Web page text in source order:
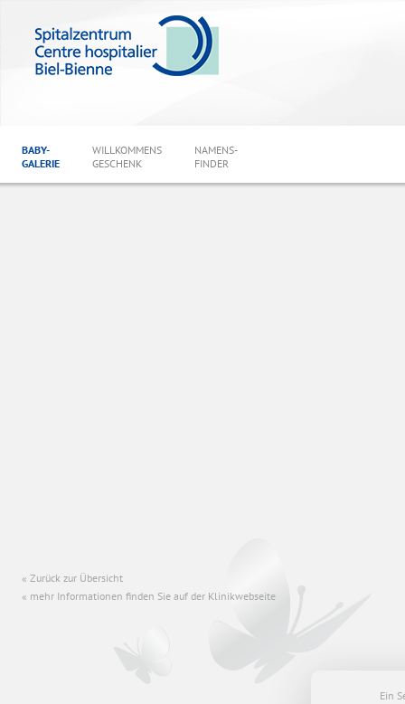
BABY-
GALERIE
WILLKOMMENS
GESCHENK
NAMENS-
FINDER
Zurück zur Übersicht
Ein
mehr Informationen finden Sie auf der Klinikwebseite